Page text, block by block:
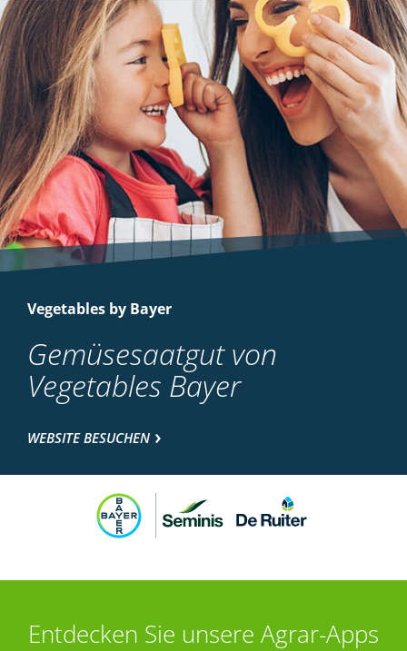
Vegetables by Bayer
Gemüsesaatgut von
Vegetables Bayer
WEBSITE BESUCHEN
Entdecken Sie unsere Agrar-Apps